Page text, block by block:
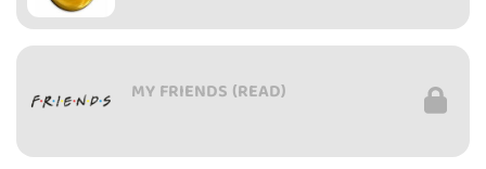
MY FRIENDS (READ)